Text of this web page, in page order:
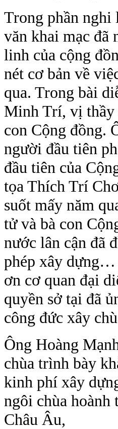
Trong phần nghi
văn khai mạc đã
linh của cộng
nét cơ bản về
qua. Trong bài
Minh Trí, vị thầy
con Cộng đồng.
người đầu tiên
đầu tiên của
tọa Thích Trí
suốt mấy năm
tử và bà con
nước lân cận đã
phép xây dựng…
ơn cơ quan đại
quyền sở tại đã
công đức xây
Ông Hoàng
chùa trình bày
kinh phí xây
ngôi chùa hoành
Châu Âu,